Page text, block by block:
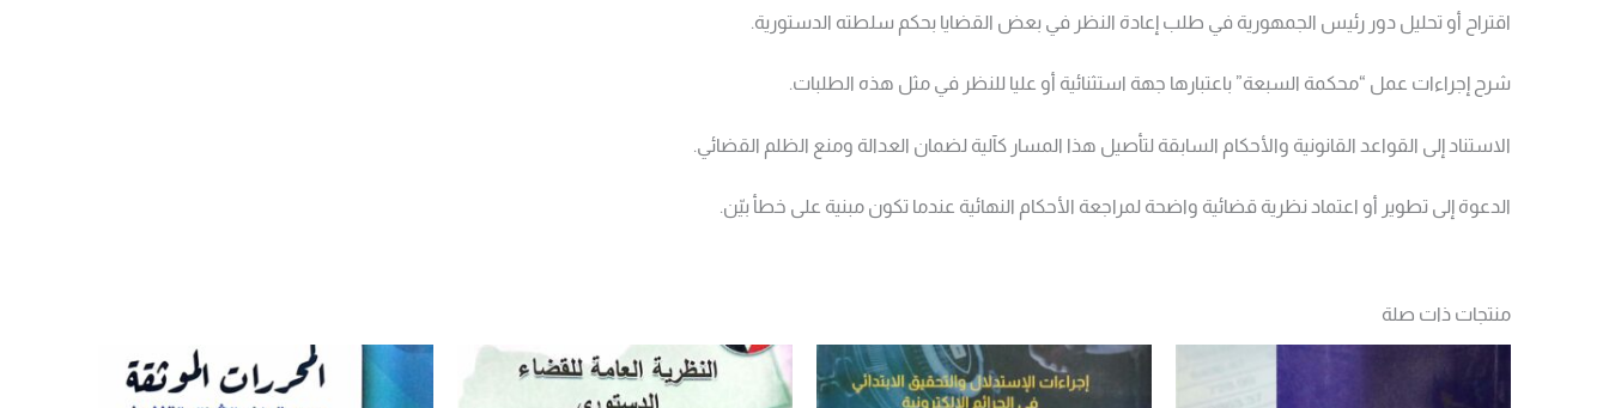
اقتراح أو تحليل دور رئيس الجمهورية في طلب إعادة النظر في بعض القضايا بحكم سلطته الدستورية.
شرح إجراءات عمل “محكمة السبعة” باعتبارها جهة استثنائية أو عليا للنظر في مثل هذه الطلبات.
الاستناد إلى القواعد القانونية والأحكام السابقة لتأصيل هذا المسار كآلية لضمان العدالة ومنع الظلم القضائي.
الدعوة إلى تطوير أو اعتماد نظرية قضائية واضحة لمراجعة الأحكام النهائية عندما تكون مبنية على خطأ بيّن.
منتجات ذات صلة